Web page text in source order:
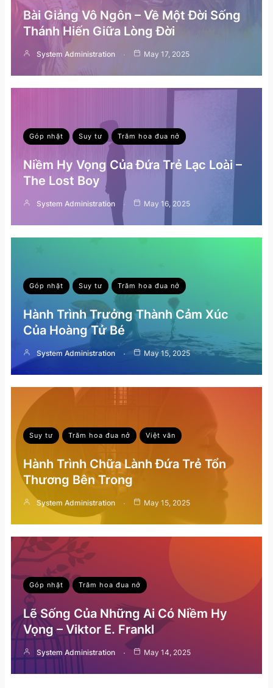
Bài Giảng Vô Ngôn – Về Một Đời Sống
Thánh Hiến Giữa Lòng Đời
System Administration May 17, 2025
Góp nhặt Suy tư Trăm hoa đua nở
Niềm Hy Vọng Của Đứa Trẻ Lạc Loài –
The Lost Boy
System Administration May 16, 2025
Góp nhặt Suy tư Trăm hoa đua nở
Hành Trình Trưởng Thành Cảm Xúc
Của Hoàng Tử Bé
System Administration May 15, 2025
Suy tư Trăm hoa đua nở Việt văn
Hành Trình Chữa Lành Đứa Trẻ Tổn
Thương Bên Trong
System Administration May 15, 2025
Góp nhặt Trăm hoa đua nở
Lẽ Sống Của Những Ai Có Niềm Hy
Vọng – Viktor E. Frankl
System Administration May 14, 2025